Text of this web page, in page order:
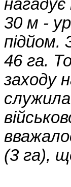
30 м -
підйом.
46 га.
заходу
(3 га),